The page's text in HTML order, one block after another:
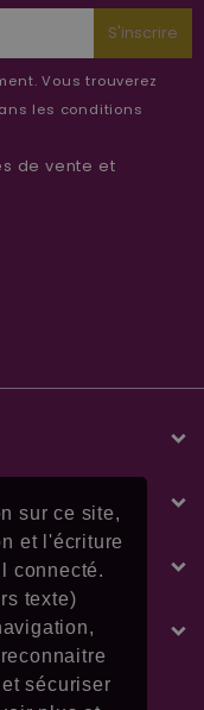
sur ce site,
et l'écriture
connecté.
texte)
sécuriser
S'inscrire
Vous trouverez
les conditions
de vente et